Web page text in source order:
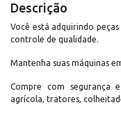
Descrição
Você está adquirindo
controle de qualidade.
Mantenha suas máquinas
Compre com segurança
agrícola, tratores,